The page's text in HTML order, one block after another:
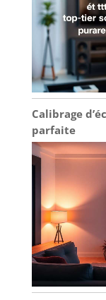
Calibrage
parfaite